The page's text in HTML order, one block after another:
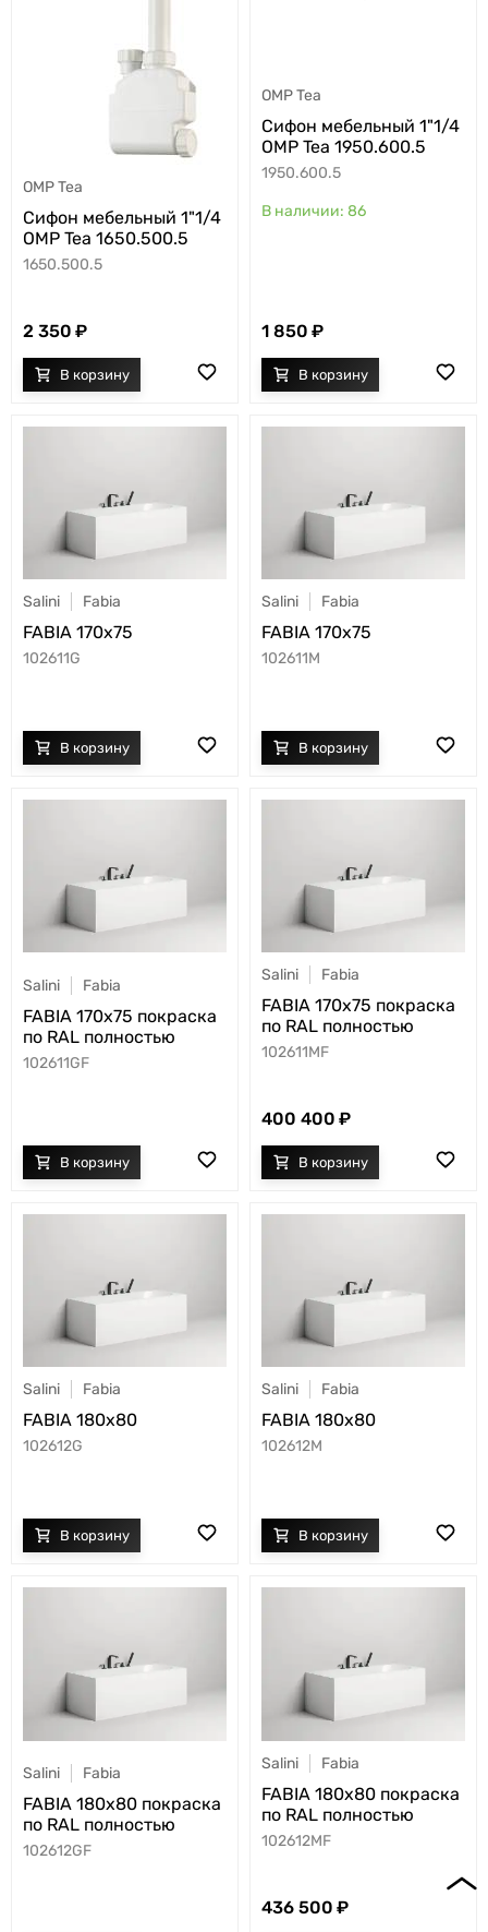
OMP Tea
Cифон мебельный 1"1/4
OMP Tea 1650.500.5
1650.500.5
2 350
OMP Tea
Cифон мебельный 1"1/4
OMP Tea 1950.600.5
1950.600.5
86
1 850
Salini Fabia
FABIA 170x75
102611G
Salini Fabia
FABIA 170x75
102611M
Salini Fabia
FABIA 170x75 покраска
по RAL полностью
102611GF
Salini Fabia
FABIA 170x75 покраска
по RAL полностью
102611MF
400 400
Salini Fabia
FABIA 180x80
102612G
Salini Fabia
FABIA 180x80
102612M
Salini Fabia
FABIA 180x80 покраска
по RAL полностью
102612GF
Salini Fabia
FABIA 180x80 покраска
по RAL полностью
102612MF
436 500